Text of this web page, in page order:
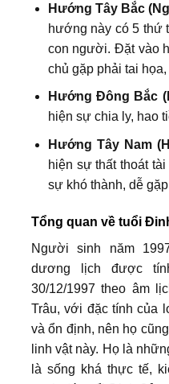
Hướng Tây Bắc
hướng này có 5 thứ
con người. Đặt vào
chủ gặp phải tai
Hướng Đông Bắc
hiện sự chia ly, hao
Hướng Tây Nam
hiện sự thất thoát
sự khó thành, dễ
Tổng quan về tuổi
Người sinh năm
dương lịch được
30/12/1997 theo âm
Trâu, với đặc tính của
và ổn định, nên họ
linh vật này. Họ là
là sống khá thực tế,